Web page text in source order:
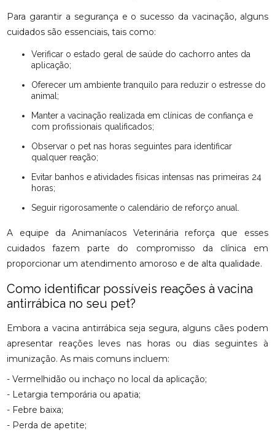
Para garantir a segurança e o sucesso da vacinação, alguns
cuidados são essenciais, tais como:
Verificar o estado geral de saúde do cachorro antes da
aplicação;
Oferecer um ambiente tranquilo para reduzir o estresse do
animal;
Manter a vacinação realizada em clínicas de confiança e
com profissionais qualificados;
Observar o pet nas horas seguintes para identificar
qualquer reação;
Evitar banhos e atividades físicas intensas nas primeiras 24
horas;
Seguir rigorosamente o calendário de reforço anual.
A equipe da Animaníacos Veterinária reforça que esses
cuidados fazem parte do compromisso da clínica em
proporcionar um atendimento amoroso e de alta qualidade.
Como identificar possíveis reações à vacina
antirrábica no seu pet?
Embora a vacina antirrábica seja segura, alguns cães podem
apresentar reações leves nas horas ou dias seguintes à
imunização. As mais comuns incluem:
- Vermelhidão ou inchaço no local da aplicação;
- Letargia temporária ou apatia;
- Febre baixa;
- Perda de apetite;